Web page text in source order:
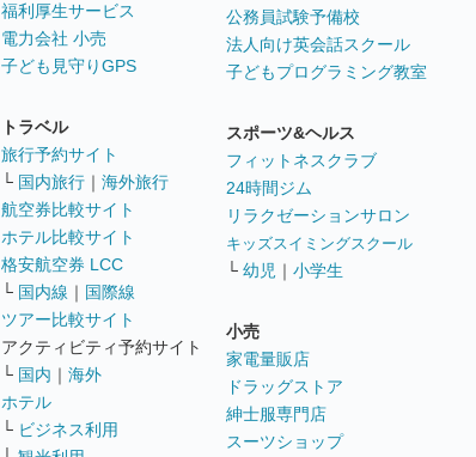
福利厚生サービス
電力会社 小売
子ども見守りGPS
トラベル
旅行予約サイト
└ 国内旅行 ｜ 海外旅行
航空券比較サイト
ホテル比較サイト
格安航空券 LCC
└ 国内線 ｜ 国際線
ツアー比較サイト
アクティビティ予約サイト
└ 国内 ｜ 海外
ホテル
└ ビジネス利用
公務員試験予備校
法人向け英会話スクール
子どもプログラミング教室
スポーツ&ヘルス
フィットネスクラブ
24時間ジム
リラクゼーションサロン
キッズスイミングスクール
└ 幼児 ｜ 小学生
小売
家電量販店
ドラッグストア
紳士服専門店
スーツショップ